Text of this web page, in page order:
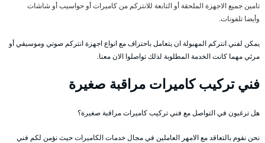
تامين جميع الاجهزة الملحقة أو التابعة للانتركم من كاميرات أو حواسيب أو شاشات
وأيضا تلفونات.
يمكن لفني انتركم المهبولة ان يتعامل باحتراف مع انواع اجهزة انتركم صوتي وموسيقي أو
مرئي مهما كانت الخدمة المطلوبة لذلك تواصلوا الان معنا.
فني تركيب كاميرات مراقبة صغيرة
هل ترغبون في التواصل مع فني تركيب كاميرات مراقبة صغيرة؟
نحن نقوم بالتعاقد مع الامهر العاملين في مجال خدمات الكاميرات حيث نؤمن لكم فني